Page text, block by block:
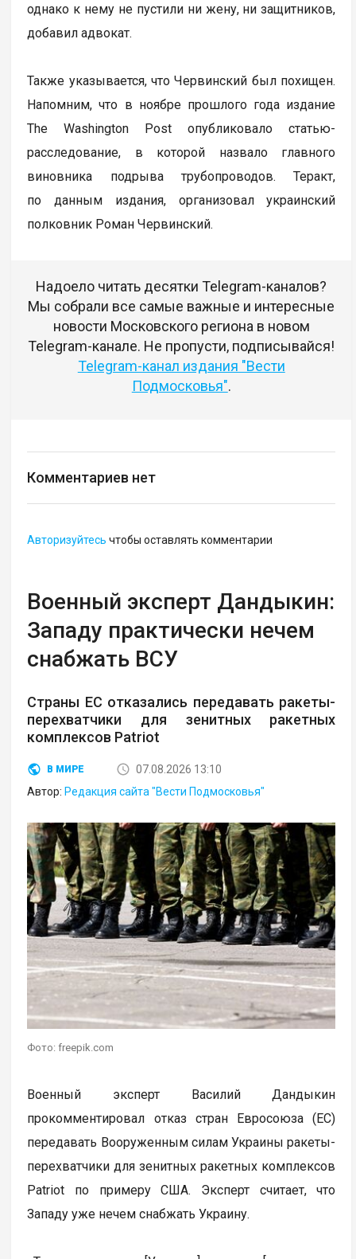
однако к нему не пустили ни жену, ни защитников,
добавил адвокат.
Также указывается, что Червинский был похищен.
Напомним, что в ноябре прошлого года издание
The Washington Post опубликовало статью-
расследование, в которой назвало главного
виновника подрыва трубопроводов. Теракт,
по данным издания, организовал украинский
полковник Роман Червинский.
Надоело читать десятки Telegram-каналов?
Мы собрали все самые важные и интересные
новости Московского региона в новом
Telegram-канале. Не пропусти, подписывайся!
Telegram-канал издания "Вести
Подмосковья".
Комментариев нет
Авторизуйтесь чтобы оставлять комментарии
Военный эксперт Дандыкин:
Западу практически нечем
снабжать ВСУ
Страны ЕС отказались передавать ракеты-
перехватчики для зенитных ракетных
комплексов Patriot
В МИРЕ
07.08.2026 13:10
Автор: Редакция сайта "Вести Подмосковья"
Фото: freepik.com
Военный эксперт Василий Дандыкин
прокомментировал отказ стран Евросоюза (ЕС)
передавать Вооруженным силам Украины ракеты-
перехватчики для зенитных ракетных комплексов
Patriot по примеру США. Эксперт считает, что
Западу уже нечем снабжать Украину.